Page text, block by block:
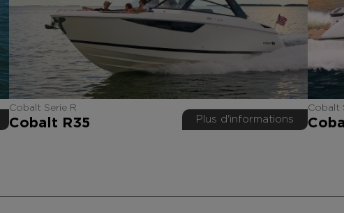
Cobalt Serie R
Cobalt R35 Plus d'informations
Cobalt